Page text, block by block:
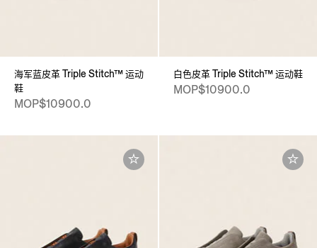
海军蓝皮革 Triple Stitch™ 运动
鞋
MOP$10900.0
白色皮革 Triple Stitch™ 运动鞋
MOP$10900.0